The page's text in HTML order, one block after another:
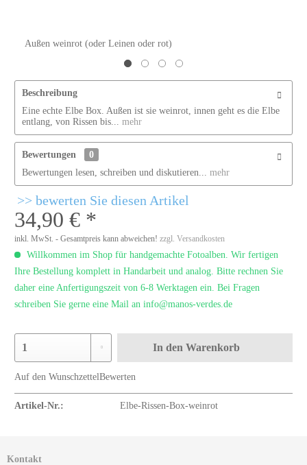
Außen weinrot (oder Leinen oder rot)
Beschreibung
Eine echte Elbe Box. Außen ist sie weinrot, innen geht es die Elbe
entlang, von Rissen bis...
mehr
Bewertungen
0
Bewertungen lesen, schreiben und diskutieren...
mehr
bewerten Sie diesen Artikel
34,90 € *
inkl. MwSt. - Gesamtpreis kann abweichen!zzgl. Versandkosten
Willkommen im Shop für handgemachte Fotoalben. Wir fertigen
Ihre Bestellung komplett in Handarbeit und analog. Bitte rechnen Sie
daher eine Anfertigungszeit von 6-8 Werktagen ein. Bei Fragen
schreiben Sie gerne eine Mail an info@manos-verdes.de
In den Warenkorb
Auf den WunschzettelBewerten
Artikel-Nr.: Elbe-Rissen-Box-weinrot
Kontakt